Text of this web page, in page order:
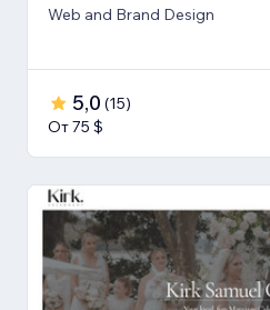
Web and Brand Design
5,0 (15)
От 75 $